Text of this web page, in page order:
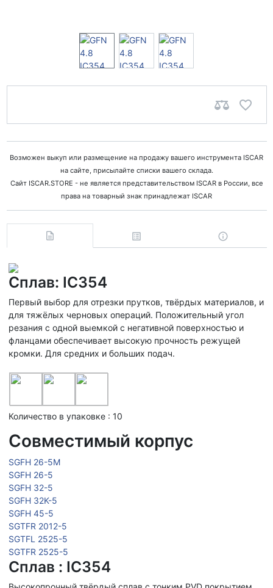
Возможен выкуп или размещение на продажу вашего инструмента ISCAR
на сайте, присылайте списки вашего склада.
Сайт ISCAR.STORE - не является представительством ISCAR в России, все
права на товарный знак принадлежат ISCAR
Сплав: IC354
Первый выбор для отрезки прутков, твёрдых материалов, и
для тяжёлых черновых операций. Положительный угол
резания с одной выемкой с негативной поверхностью и
фланцами обеспечивает высокую прочность режущей
кромки. Для средних и больших подач.
Количество в упаковке : 10
Совместимый корпус
SGFH 26-5M
SGFH 26-5
SGFH 32-5
SGFH 32K-5
SGFH 45-5
SGTFR 2012-5
SGTFL 2525-5
SGTFR 2525-5
Сплав : IC354